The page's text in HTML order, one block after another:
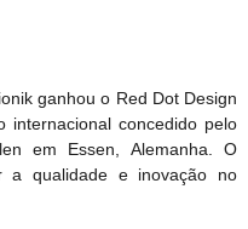
ganhou o Red Dot Design
internacional concedido pelo
em Essen, Alemanha. O
a qualidade e inovação no